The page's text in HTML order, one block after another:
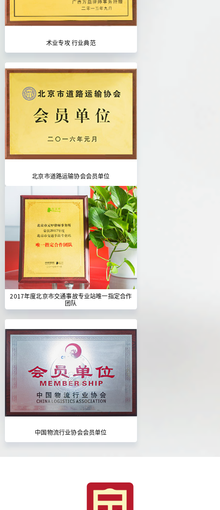
术业专攻 行业典范
北京市道路运输协会会员单位
2017年度北京市交通事故专业站唯一指定合作
团队
中国物流行业协会会员单位